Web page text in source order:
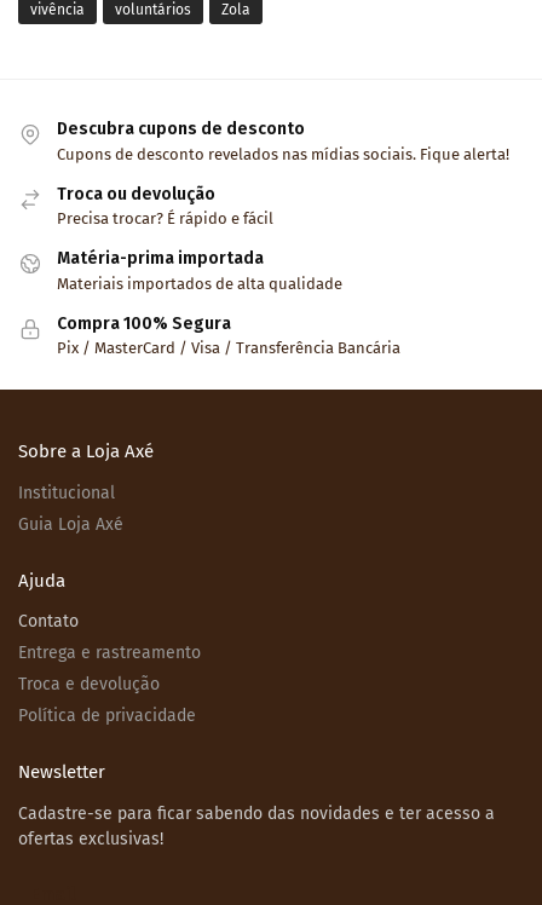
vivência voluntários Zola
Descubra cupons de desconto
Cupons de desconto revelados nas mídias sociais. Fique alerta!
Troca ou devolução
Precisa trocar? É rápido e fácil
Matéria-prima importada
Materiais importados de alta qualidade
Compra 100% Segura
Pix / MasterCard / Visa / Transferência Bancária
Sobre a Loja Axé
Institucional
Guia Loja Axé
Ajuda
Contato
Entrega e rastreamento
Troca e devolução
Política de privacidade
Newsletter
Cadastre-se para ficar sabendo das novidades e ter acesso a
ofertas exclusivas!